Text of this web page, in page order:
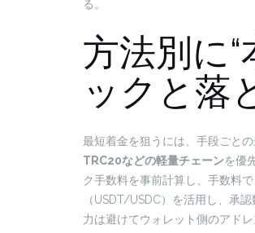
る。
方法別に
ックと落
最短着金を狙うには、手段ごと
TRC20などの軽量チェーンを優
ク手数料を事前計算し、手数料
（USDT/USDC）を活用し、承
力は避けてウォレット側のアドレ